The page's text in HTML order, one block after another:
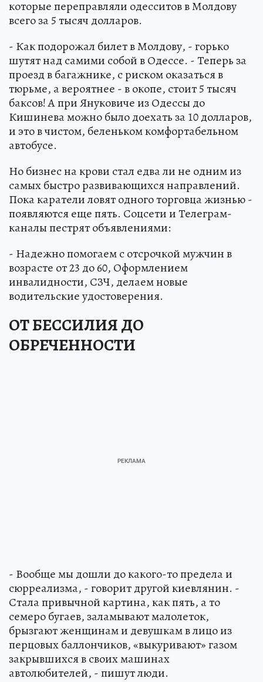
которые переправляли одесситов в Молдову
всего за 5 тысяч долларов.
- Как подорожал билет в Молдову, - горько
шутят над самими собой в Одессе. - Теперь за
проезд в багажнике, с риском оказаться в
тюрьме, а вероятнее - в окопе, стоит 5 тысяч
баксов! А при Януковиче из Одессы до
Кишинева можно было доехать за 10 долларов,
и это в чистом, беленьком комфортабельном
автобусе.
Но бизнес на крови стал едва ли не одним из
самых быстро развивающихся направлений.
Пока каратели ловят одного торговца жизнью -
появляются еще пять. Соцсети и Телеграм-
каналы пестрят объявлениями:
- Надежно помогаем с отсрочкой мужчин в
возрасте от 23 до 60, Оформлением
инвалидности, СЗЧ, делаем новые
водительские удостоверения.
ОТ БЕССИЛИЯ ДО
ОБРЕЧЕННОСТИ
- Вообще мы дошли до какого-то предела и
сюрреализма, - говорит другой киевлянин. -
Стала привычной картина, как пять, а то
семеро бугаев, заламывают малолеток,
брызгают женщинам и девушкам в лицо из
перцовых баллончиков, «выкуривают» газом
закрывшихся в своих машинах
автолюбителей, - пишут люди.